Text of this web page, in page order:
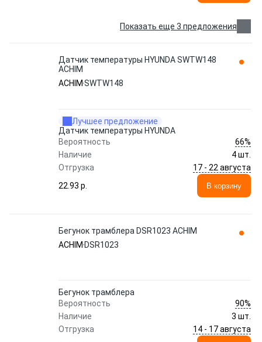
Показать еще 3 предложения
Датчик температуры HYUNDA SWTW148
ACHIM
ACHIM SWTW148
Лучшее предложение
Датчик температуры HYUNDA
Вероятность
66%
Наличие
4 шт.
Отгрузка
17 - 22 августа
22.93 p.
В корзину
Бегунок трамблера DSR1023 ACHIM
ACHIM DSR1023
Бегунок трамблера
Вероятность
90%
Наличие
3 шт.
Отгрузка
14 - 17 августа